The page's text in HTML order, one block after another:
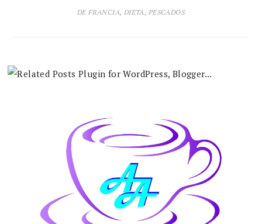
DE FRANCIA, DIETA, PESCADOS